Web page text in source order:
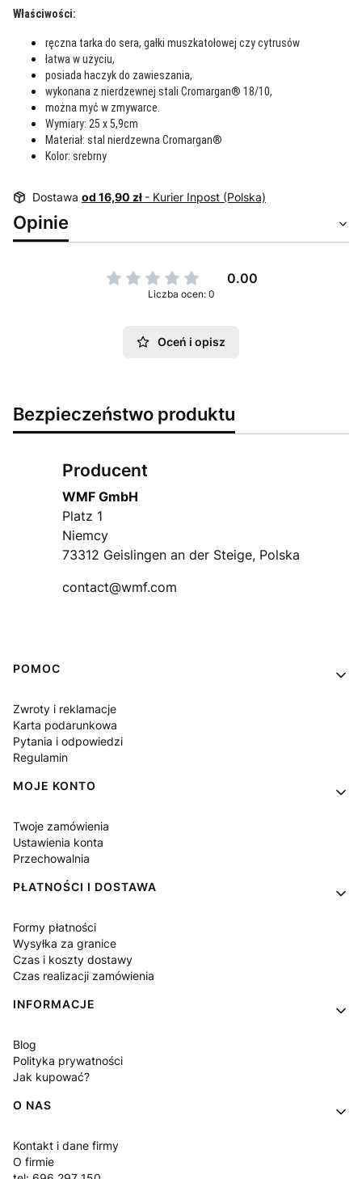
Właściwości:
ręczna tarka do sera, gałki muszkatołowej czy cytrusów
łatwa w użyciu,
posiada haczyk do zawieszania,
wykonana z nierdzewnej stali Cromargan® 18/10,
można myć w zmywarce.
Wymiary: 25 x 5,9cm
Materiał: stal nierdzewna Cromargan®
Kolor: srebrny
Dostawa od 16,90 zł - Kurier Inpost (Polska)
Opinie
0.00
Liczba ocen: 0
Oceń i opisz
Bezpieczeństwo produktu
Producent
WMF GmbH
Platz 1
Niemcy
73312 Geislingen an der Steige, Polska
contact@wmf.com
Linki w stopce
POMOC
Zwroty i reklamacje
Karta podarunkowa
Pytania i odpowiedzi
Regulamin
MOJE KONTO
Twoje zamówienia
Ustawienia konta
Przechowalnia
PŁATNOŚCI I DOSTAWA
Formy płatności
Wysyłka za granice
Czas i koszty dostawy
Czas realizacji zamówienia
INFORMACJE
Blog
Polityka prywatności
Jak kupować?
O NAS
Kontakt i dane firmy
O firmie